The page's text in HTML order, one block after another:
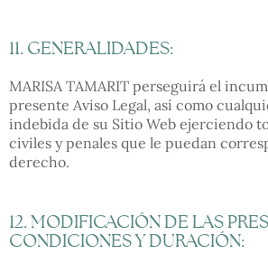
11. GENERALIDADES:
MARISA TAMARIT perseguirá el
presente Aviso Legal, así como
indebida de su Sitio Web ejerciendo
civiles y penales que le puedan
derecho.
12. MODIFICACIÓN DE LAS
CONDICIONES Y DURACIÓN: